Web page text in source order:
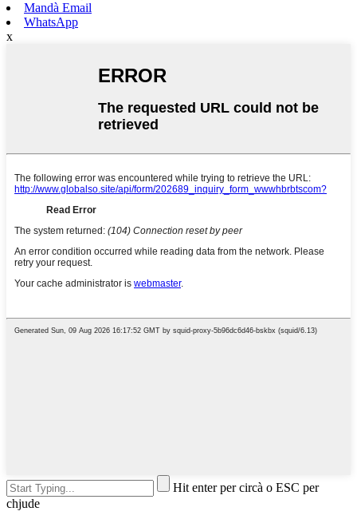
Mandà Email
WhatsApp
x
Hit enter per circà o ESC per
chjude